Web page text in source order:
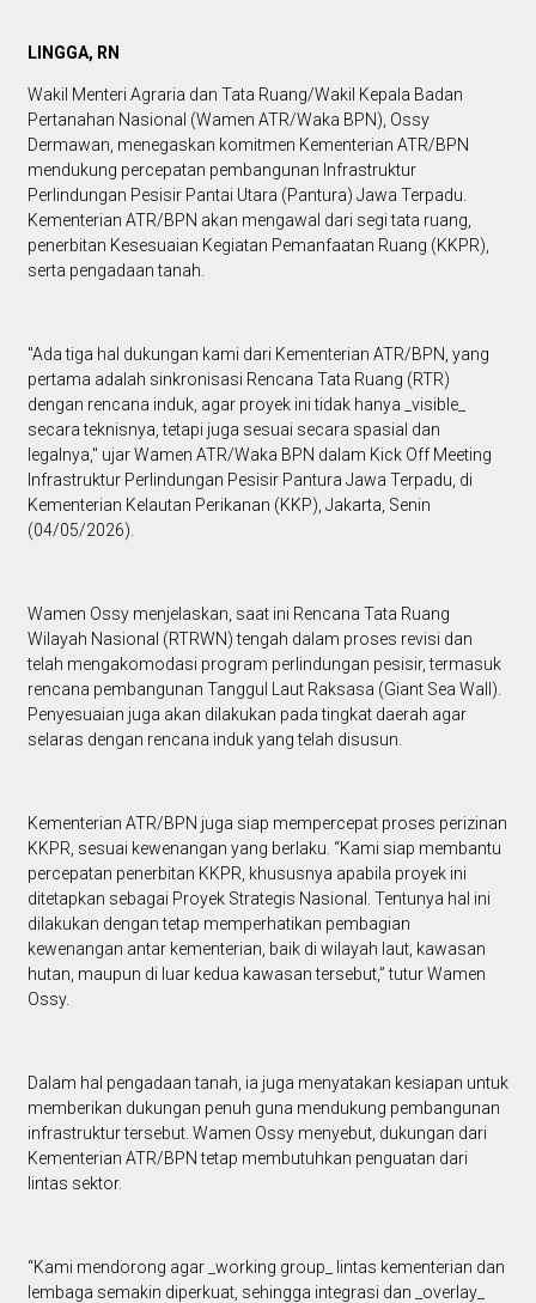
LINGGA, RN
Wakil Menteri Agraria dan Tata Ruang/Wakil Kepala Badan
Pertanahan Nasional (Wamen ATR/Waka BPN), Ossy
Dermawan, menegaskan komitmen Kementerian ATR/BPN
mendukung percepatan pembangunan Infrastruktur
Perlindungan Pesisir Pantai Utara (Pantura) Jawa Terpadu.
Kementerian ATR/BPN akan mengawal dari segi tata ruang,
penerbitan Kesesuaian Kegiatan Pemanfaatan Ruang (KKPR),
serta pengadaan tanah.
"Ada tiga hal dukungan kami dari Kementerian ATR/BPN, yang
pertama adalah sinkronisasi Rencana Tata Ruang (RTR)
dengan rencana induk, agar proyek ini tidak hanya _visible_
secara teknisnya, tetapi juga sesuai secara spasial dan
legalnya," ujar Wamen ATR/Waka BPN dalam Kick Off Meeting
Infrastruktur Perlindungan Pesisir Pantura Jawa Terpadu, di
Kementerian Kelautan Perikanan (KKP), Jakarta, Senin
(04/05/2026).
Wamen Ossy menjelaskan, saat ini Rencana Tata Ruang
Wilayah Nasional (RTRWN) tengah dalam proses revisi dan
telah mengakomodasi program perlindungan pesisir, termasuk
rencana pembangunan Tanggul Laut Raksasa (Giant Sea Wall).
Penyesuaian juga akan dilakukan pada tingkat daerah agar
selaras dengan rencana induk yang telah disusun.
Kementerian ATR/BPN juga siap mempercepat proses perizinan
KKPR, sesuai kewenangan yang berlaku. “Kami siap membantu
percepatan penerbitan KKPR, khususnya apabila proyek ini
ditetapkan sebagai Proyek Strategis Nasional. Tentunya hal ini
dilakukan dengan tetap memperhatikan pembagian
kewenangan antar kementerian, baik di wilayah laut, kawasan
hutan, maupun di luar kedua kawasan tersebut,” tutur Wamen
Ossy.
Dalam hal pengadaan tanah, ia juga menyatakan kesiapan untuk
memberikan dukungan penuh guna mendukung pembangunan
infrastruktur tersebut. Wamen Ossy menyebut, dukungan dari
Kementerian ATR/BPN tetap membutuhkan penguatan dari
lintas sektor.
“Kami mendorong agar _working group_ lintas kementerian dan
lembaga semakin diperkuat, sehingga integrasi dan _overlay_